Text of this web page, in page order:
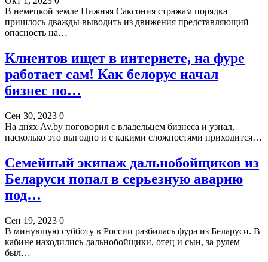
В немецкой земле Нижняя Саксония стражам порядка
пришлось дважды выводить из движения представляющий
опасность на…
Клиентов ищет в интернете, на фуре
работает сам! Как белорус начал
бизнес по…
Сен 30, 2023 0
На днях Av.by поговорил с владельцем бизнеса и узнал,
насколько это выгодно и с какими сложностями приходится…
Семейный экипаж дальнобойщиков из
Беларуси попал в серьезную аварию
под…
Сен 19, 2023 0
В минувшую субботу в России разбилась фура из Беларуси. В
кабине находились дальнобойщики, отец и сын, за рулем
был…